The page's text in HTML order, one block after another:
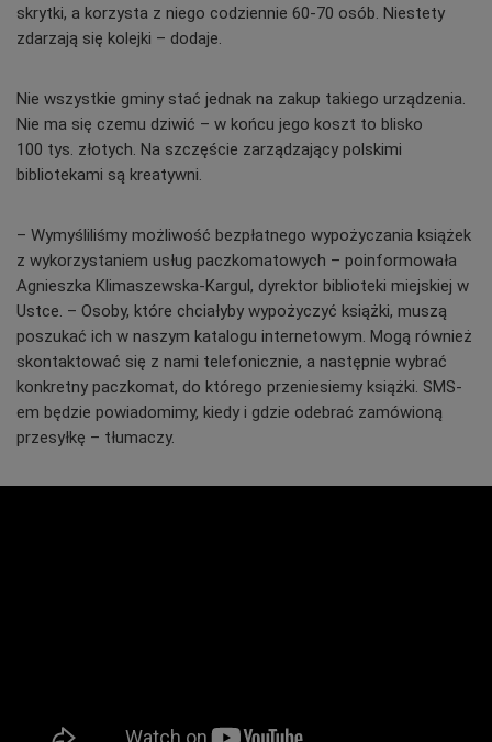
skrytki, a korzysta z niego codziennie 60-70 osób. Niestety
zdarzają się kolejki – dodaje.
Nie wszystkie gminy stać jednak na zakup takiego urządzenia.
Nie ma się czemu dziwić – w końcu jego koszt to blisko
100 tys. złotych. Na szczęście zarządzający polskimi
bibliotekami są kreatywni.
– Wymyśliliśmy możliwość bezpłatnego wypożyczania książek
z wykorzystaniem usług paczkomatowych – poinformowała
Agnieszka Klimaszewska-Kargul, dyrektor biblioteki miejskiej w
Ustce. – Osoby, które chciałyby wypożyczyć książki, muszą
poszukać ich w naszym katalogu internetowym. Mogą również
skontaktować się z nami telefonicznie, a następnie wybrać
konkretny paczkomat, do którego przeniesiemy książki. SMS-
em będzie powiadomimy, kiedy i gdzie odebrać zamówioną
przesyłkę – tłumaczy.